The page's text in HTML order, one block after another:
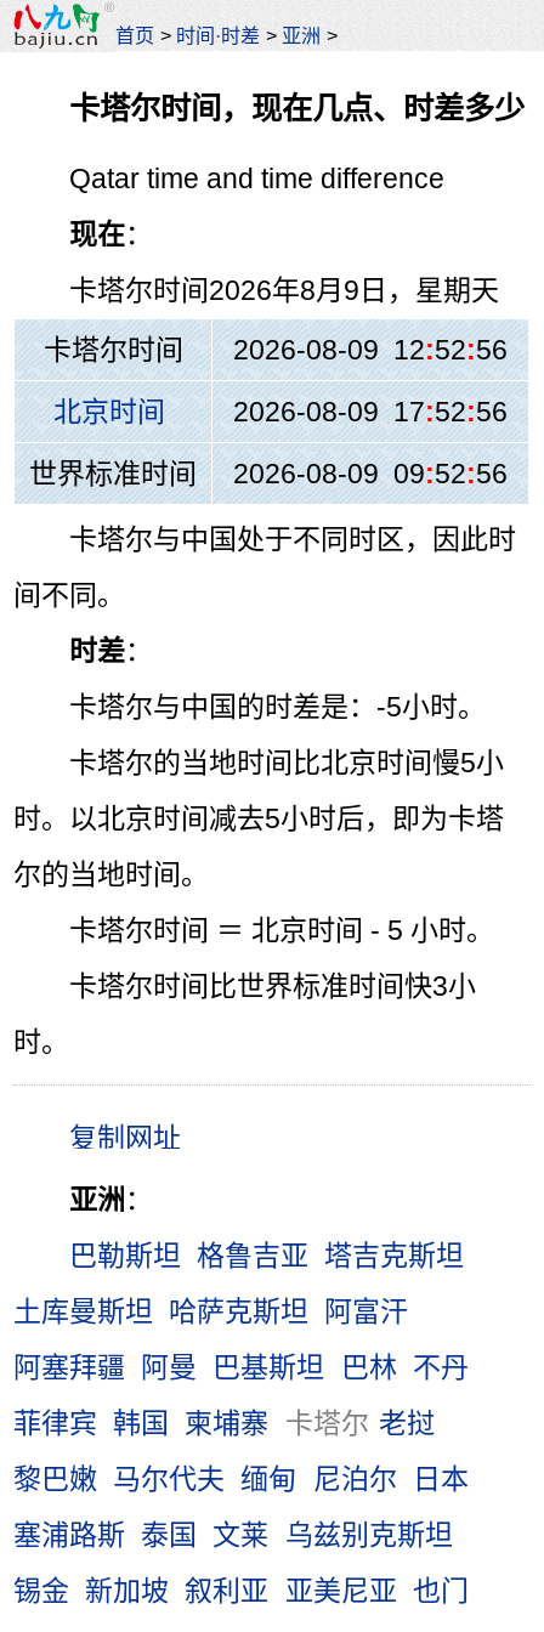
首页 > 时间·时差 > 亚洲 >
卡塔尔时间，现在几点、时差多少
Qatar time and time difference
现在：
卡塔尔时间2026年8月9日，星期天
卡塔尔时间
2026-08-09 12:52:56
北京时间
2026-08-09 17:52:56
世界标准时间
2026-08-09 09:52:56
卡塔尔与中国处于不同时区，因此时
间不同。
时差：
卡塔尔与中国的时差是：-5小时。
卡塔尔的当地时间比北京时间慢5小
时。以北京时间减去5小时后，即为卡塔
尔的当地时间。
卡塔尔时间 ＝ 北京时间 - 5 小时。
卡塔尔时间比世界标准时间快3小
时。
亚洲 ：
巴勒斯坦 格鲁吉亚 塔吉克斯坦
土库曼斯坦
哈萨克斯坦
阿富汗
阿塞拜疆
阿曼 巴基斯坦 巴林 不丹
菲律宾 韩国 柬埔寨 卡塔尔 老挝
黎巴嫩 马尔代夫 缅甸 尼泊尔
日本
塞浦路斯 泰国 文莱
乌兹别克斯坦
锡金 新加坡 叙利亚 亚美尼亚 也门